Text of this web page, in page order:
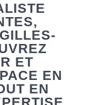
,
ET
EN
EN